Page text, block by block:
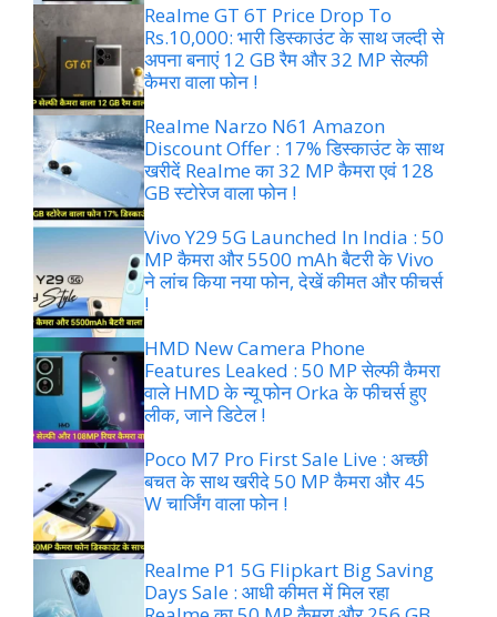
Realme GT 6T Price Drop To
Rs.10,000: भारी डिस्काउंट के साथ जल्दी से
अपना बनाएं 12 GB रैम और 32 MP सेल्फी
कैमरा वाला फोन !
Realme Narzo N61 Amazon
Discount Offer : 17% डिस्काउंट के साथ
खरीदें Realme का 32 MP कैमरा एवं 128
GB स्टोरेज वाला फोन !
Vivo Y29 5G Launched In India : 50
MP कैमरा और 5500 mAh बैटरी के Vivo
ने लांच किया नया फोन, देखें कीमत और फीचर्स
!
HMD New Camera Phone
Features Leaked : 50 MP सेल्फी कैमरा
वाले HMD के न्यू फोन Orka के फीचर्स हुए
लीक, जाने डिटेल !
Poco M7 Pro First Sale Live : अच्छी
बचत के साथ खरीदे 50 MP कैमरा और 45
W चार्जिंग वाला फोन !
Realme P1 5G Flipkart Big Saving
Days Sale : आधी कीमत में मिल रहा